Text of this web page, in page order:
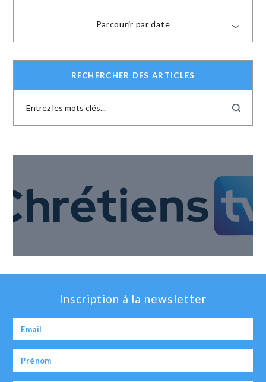
Parcourir par date
RECHERCHER DES ARTICLES
Inscription à la newsletter